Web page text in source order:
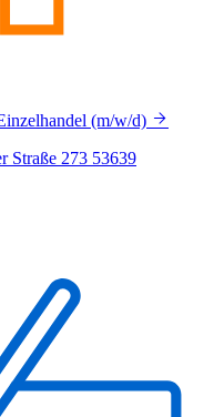
(m/w/d)
Straße 273 53639